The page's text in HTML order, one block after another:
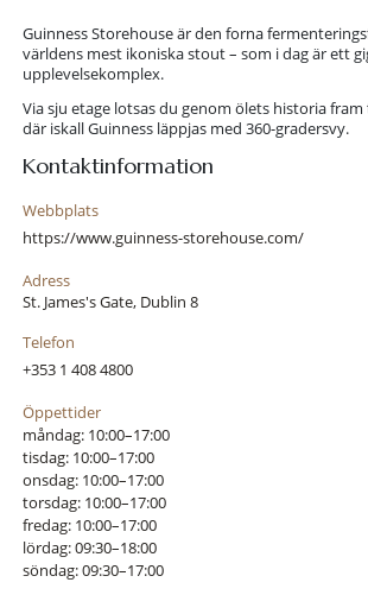
Guinness Storehouse är den forna
världens mest ikoniska stout – som i dag är ett
upplevelsekomplex.
Via sju etage lotsas du genom ölets historia
där iskall Guinness läppjas med 360-gradersvy.
Kontaktinformation
Webbplats
https://www.guinness-storehouse.com/
Adress
St. James's Gate, Dublin 8
Telefon
+353 1 408 4800
Öppettider
måndag: 10:00–17:00
tisdag: 10:00–17:00
onsdag: 10:00–17:00
torsdag: 10:00–17:00
fredag: 10:00–17:00
lördag: 09:30–18:00
söndag: 09:30–17:00